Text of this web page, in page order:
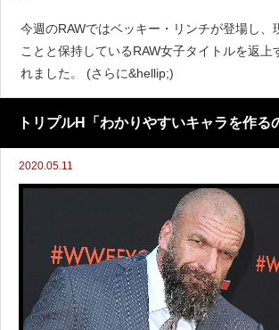
今週のRAWではベッキー・リンチが登場し、
ことと保持しているRAW女子タイトルを返上
れました。 (さらに&hellip;)
トリプルH「わかりやすいキャラを作る
2020.05.11